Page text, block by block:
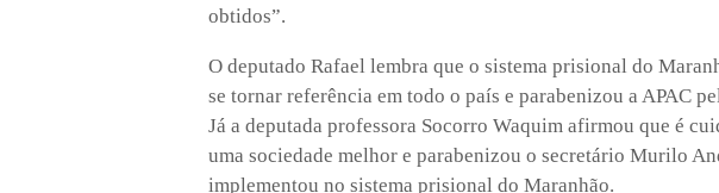
obtidos”.
O deputado Rafael lembra que o sistema prisional do
se tornar referência em todo o país e parabenizou a APAC
Já a deputada professora Socorro Waquim afirmou que é
uma sociedade melhor e parabenizou o secretário Murilo
implementou no sistema prisional do Maranhão.